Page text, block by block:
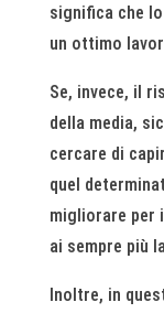
significa che
un ottimo
Se, invece, il
della media,
cercare di
quel
migliorare per
ai sempre più
Inoltre, in